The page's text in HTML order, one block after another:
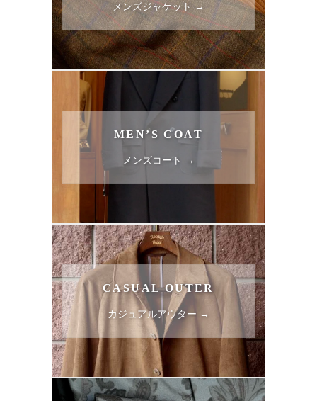
メンズジャケット →
MEN’S COAT
メンズコート →
CASUAL OUTER
カジュアルアウター →